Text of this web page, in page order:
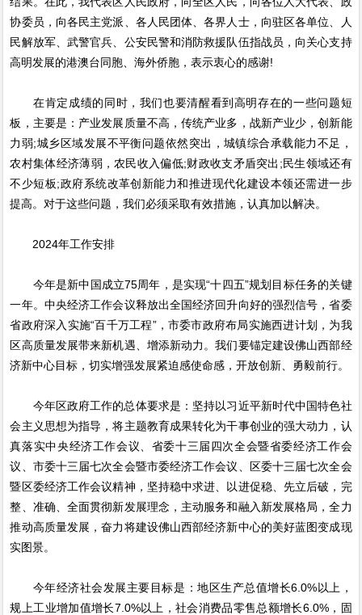
协委员，向各民主党派、各人民团体、各界人士，向驻区各单位、人
民解放军、武警官兵、公安民警和消防救援队伍指战员，向关心支持
高明发展的港澳台同胞、海外侨胞，表示衷心的感谢!
在肯定成绩的同时，我们也要清醒看到高明存在的一些问题短
板，主要是：产业发展质量不高，传统产业多，战新产业少，创新能
力弱;城乡区域发展不平衡问题依然突出，城镇综合承载能力不足，
农村集体经济薄弱，农民收入偏低;财政收支矛盾突出;民生领域还有
不少短板;政府系统改革创新能力和推进现代化建设本领还需进一步
提高。对于这些问题，我们必须采取有效措施，认真加以解决。
2024年工作安排
今年是新中国成立75周年，是实现“十四五”规划目标任务的关键
一年。中央经济工作会议释放出全国经济回升向好的强烈信号，省委
省政府深入实施“百千万工程”，市委市政府布局实施西进计划，为我
区高质量发展带来新机遇、增添新动力。我们要锚定建设佛山西部经
济新中心目标，切实增强发展紧迫感使命感，开放创新、勇毅前行。
今年区政府工作的总体要求是：坚持以习近平新时代中国特色社
会主义思想为指导，将主题教育成果转化为干事创业的强大动力，认
真落实中央经济工作会议、省委十三届四次全会暨省委经济工作会
议、市委十三届七次全会暨市委经济工作会议、区委十三届七次全会
暨区委经济工作会议精神，坚持稳中求进、以进促稳、先立后破，完
整、准确、全面贯彻新发展理念，主动服务和融入新发展格局，全力
推动高质量发展，奋力将建设佛山西部经济新中心的美好蓝图变成现
实图景。
今年经济社会发展主要目标是：地区生产总值增长6.0%以上，
规上工业增加值增长7.0%以上，社会消费品零售总额增长6.0%，固